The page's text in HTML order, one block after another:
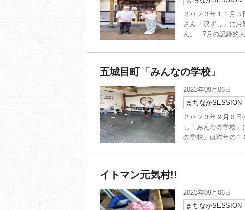
２０２３年１１月
さん「沢ずし」にお
ん。 7月の記録的大
五城目町「みんなの学校」
2023年09月06日
まちなか
２０２３年９月６
し「みんなの学校
の学校」は昨年の１
イトマン元気村!!
2023年09月06日
まちなか